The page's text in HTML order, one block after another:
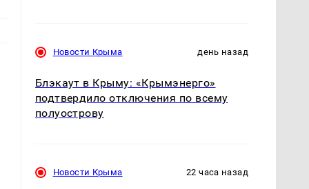
Новости Крыма день назад
Блэкаут в Крыму: «Крымэнерго»
подтвердило отключения по всему
полуострову
Новости Крыма 22 часа назад